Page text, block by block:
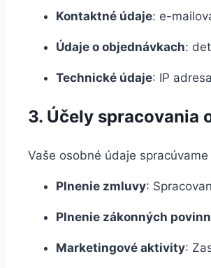
Kontaktné údaje: e-
Údaje o objednávkach:
Technické údaje: IP
3. Účely spracovania
Vaše osobné údaje
Plnenie zmluvy:
Plnenie zákonných
Marketingové aktivity: